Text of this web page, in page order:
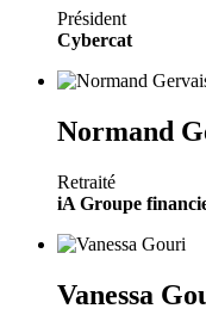
Président
Cybercat
Normand
Retraité
iA Groupe
Vanessa